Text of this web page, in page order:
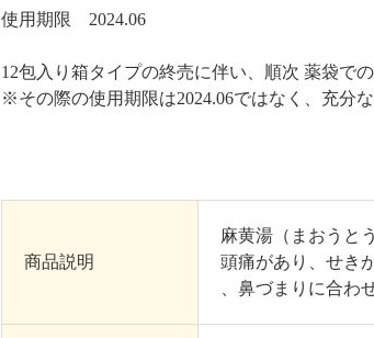
使用期限 2024.06
12包入り箱タイプの終売に伴い、順次 薬袋で
※その際の使用期限は2024.06ではなく、充分
商品説明
麻黄湯（まおうと
頭痛があり、せき
、鼻づまりに合わ